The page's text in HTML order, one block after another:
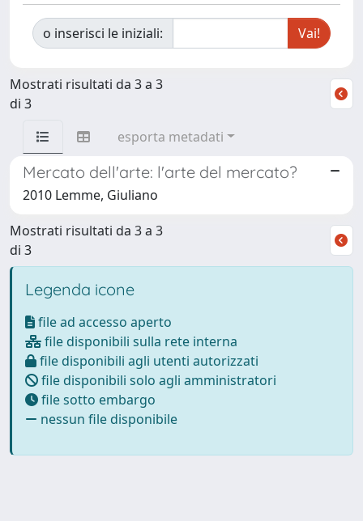
o inserisci le iniziali:
Mostrati risultati da 3 a 3
di 3
esporta metadati
Mercato dell'arte: l'arte del mercato?
2010 Lemme, Giuliano
Mostrati risultati da 3 a 3
di 3
Legenda icone
file ad accesso aperto
file disponibili sulla rete interna
file disponibili agli utenti autorizzati
file disponibili solo agli amministratori
file sotto embargo
nessun file disponibile